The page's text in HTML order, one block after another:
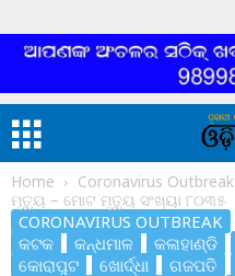
Home Coronavirus Outbreak
ମୃତ୍ୟୁ – ମୋଟ ମୃତ୍ୟୁ ସଂଖ୍ୟା ୮୦୩୫
CORONAVIRUS OUTBREAK
କଟକ
କନ୍ଧମାଳ କଳାହାଣ୍ଡି
କୋରାପୁଟ
ଖୋର୍ଦ୍ଧା ଗଜପତି